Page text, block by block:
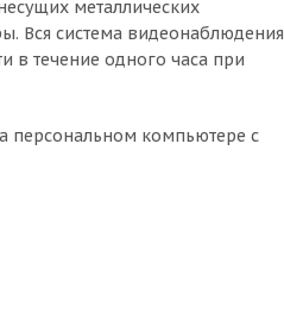
металлических
Вся система видеонаблюдения
в течение одного часа при
персональном компьютере с